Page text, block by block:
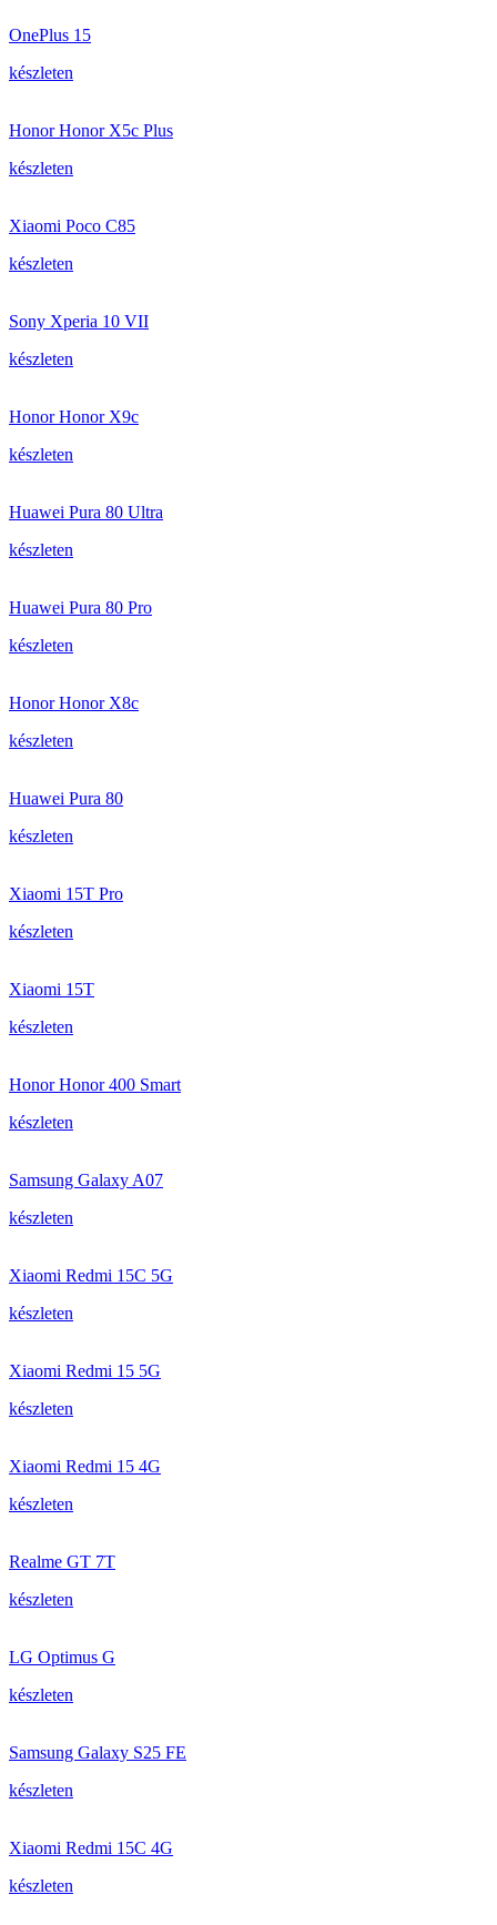
OnePlus 15
készleten
Honor Honor X5c Plus
készleten
Xiaomi Poco C85
készleten
Sony Xperia 10 VII
készleten
Honor Honor X9c
készleten
Huawei Pura 80 Ultra
készleten
Huawei Pura 80 Pro
készleten
Honor Honor X8c
készleten
Huawei Pura 80
készleten
Xiaomi 15T Pro
készleten
Xiaomi 15T
készleten
Honor Honor 400 Smart
készleten
Samsung Galaxy A07
készleten
Xiaomi Redmi 15C 5G
készleten
Xiaomi Redmi 15 5G
készleten
Xiaomi Redmi 15 4G
készleten
Realme GT 7T
készleten
LG Optimus G
készleten
Samsung Galaxy S25 FE
készleten
Xiaomi Redmi 15C 4G
készleten